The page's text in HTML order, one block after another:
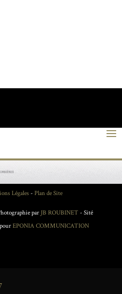
Légales - Plan de Site
par JB ROUBINET - Sité
pourEPONIA COMMUNICATION